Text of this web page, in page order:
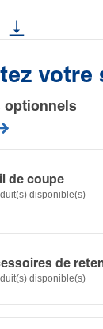
votre
optionnels
de coupe
disponible(s)
de
disponible(s)